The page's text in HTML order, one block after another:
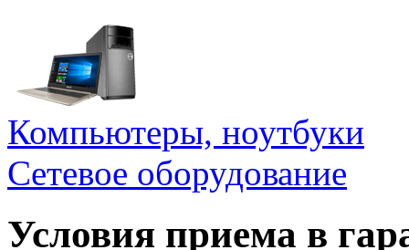
Компьютеры, ноутбуки
Сетевое оборудование
Условия приема в